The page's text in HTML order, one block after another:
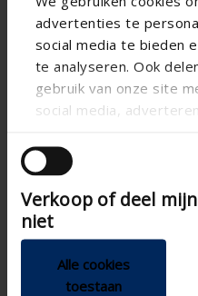
advertenties te
social media te bieden
te analyseren. Ook
gebruik van onze site
social media,
andere informatie die u
die ze hebben
van hun services.
Verkoop of deel
niet
Alle cookies
toestaan
Spécifications